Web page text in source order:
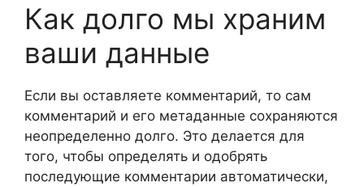
Как долго мы храним
ваши данные
Если вы оставляете комментарий, то сам
комментарий и его метаданные сохраняются
неопределенно долго. Это делается для
того, чтобы определять и одобрять
последующие комментарии автоматически,